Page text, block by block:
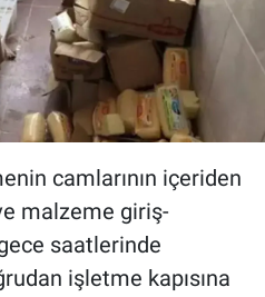
camlarının içeriden
malzeme giriş-
saatlerinde
işletme kapısına